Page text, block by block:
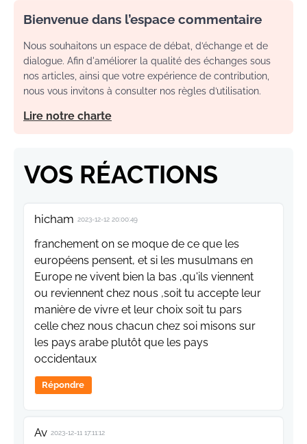
Bienvenue dans l’espace commentaire
Nous souhaitons un espace de débat, d’échange et de
dialogue. Afin d'améliorer la qualité des échanges sous
nos articles, ainsi que votre expérience de contribution,
nous vous invitons à consulter nos règles d’utilisation.
Lire notre charte
VOS RÉACTIONS
hicham 2023-12-12 20:00:49
franchement on se moque de ce que les
européens pensent, et si les musulmans en
Europe ne vivent bien la bas ,qu'ils viennent
ou reviennent chez nous ,soit tu accepte leur
manière de vivre et leur choix soit tu pars
celle chez nous chacun chez soi misons sur
les pays arabe plutôt que les pays
occidentaux
Répondre
Av 2023-12-11 17:11:12